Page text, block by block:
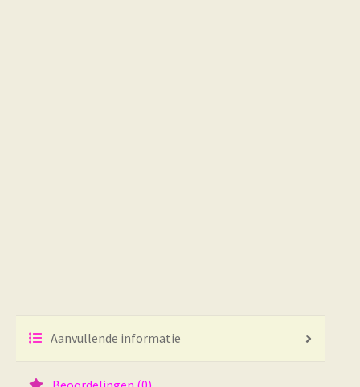
Aanvullende informatie